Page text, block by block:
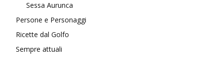
Sessa Aurunca
Persone e Personaggi
Ricette dal Golfo
Sempre attuali